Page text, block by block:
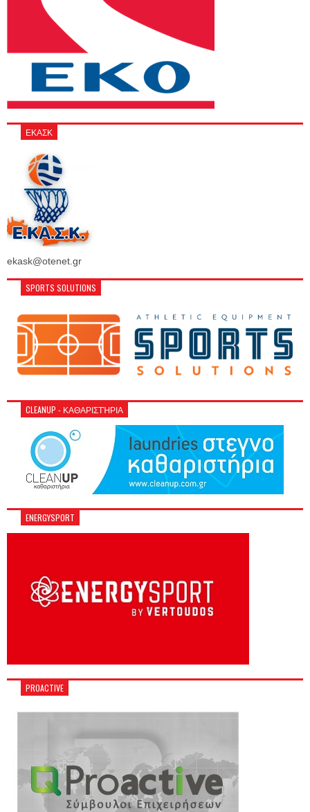
ΕΚΑΣΚ
ekask@otenet.gr
SPORTS SOLUTIONS
CLEANUP - ΚΑΘΑΡΙΣΤΉΡΙΑ
ENERGYSPORT
PROACTIVE